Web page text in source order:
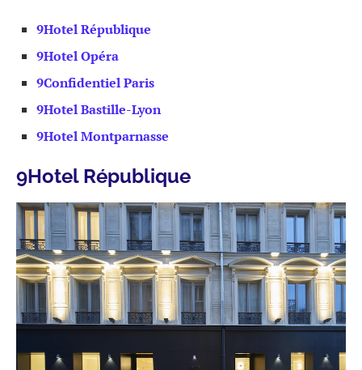
9Hotel République
9Hotel Opéra
9Confidentiel Paris
9Hotel Bastille-Lyon
9Hotel Montparnasse
9Hotel République